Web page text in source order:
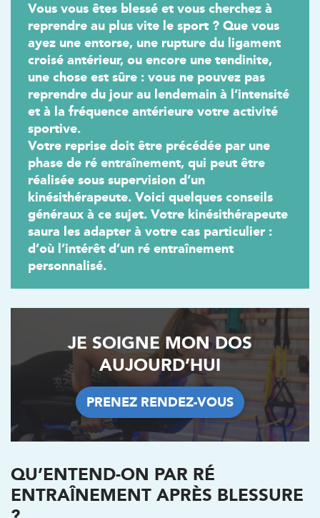
Vous vous êtes blessé et vous cherchez à
reprendre au plus vite le sport ? Que vous
ayez une entorse, une rupture du ligament
croisé antérieur, ou encore une tendinite,
une chose est sûre : vous ne pouvez pas
reprendre du jour au lendemain à l’intensité
et à la fréquence antérieure votre activité
sportive.
Votre reprise doit être précédée par une
phase de ré entraînement, qui peut être
réalisée sous supervision d’un
kinésithérapeute. Voici quelques conseils
généraux à ce sujet. Votre kinésithérapeute
saura les adapter à votre cas particulier :
d’où l’intérêt d’un ré entraînement
personnalisé.
JE SOIGNE MON DOS
AUJOURD’HUI
PRENEZ RENDEZ-VOUS
PRENEZ RENDEZ-VOUS
QU’ENTEND-ON PAR RÉ
ENTRAÎNEMENT APRÈS BLESSURE
Trouvez votre cabinet de
kinésithérapie IK
Besoin d’Imagerie Médicale à Antony ? IRM, scanner,
Santé, même bâtiment que votre kinésithérapeute !
Filtrer lescabinets avec balnéothérapie
8 Avenue de Camoens 75116 Paris
Kinésithérapie